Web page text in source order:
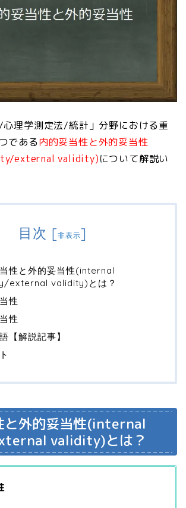
心理学測定法/統計」分野における重
である内的妥当性と外的妥当性
external validity)について解説い
目次 [非表示]
性と外的妥当性(internal
external validity)とは？
性
性
【解説記事】
と外的妥当性(internal
validity)とは？